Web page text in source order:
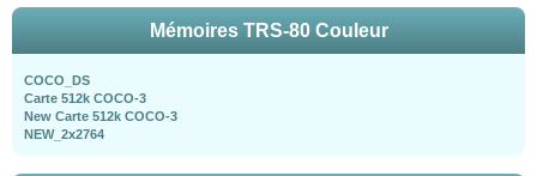
Mémoires TRS-80 Couleur
COCO_DS
Carte 512k COCO-3
New Carte 512k COCO-3
NEW_2x2764